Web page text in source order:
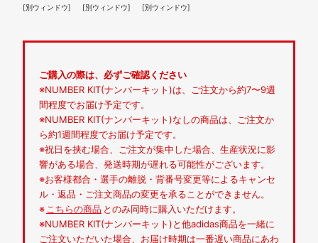
[別ウィンドウ] [別ウィンドウ] [別ウィンドウ]
ご購入の際は、必ずご確認ください
※NUMBER KIT(ナンバーキット)は、ご注文から約7〜9週
間程度でお届け予定です。
※NUMBER KIT(ナンバーキット)なしの商品は、ご注文か
ら約1週間程度でお届け予定です。
※祝日を挟む場合、ご注文が集中した場合、生産状況に影
響がある場合、発送時期が遅れる可能性がございます。
※お客様都合・選手の離脱・背番号変更等によるキャンセ
ル・返品・ご注文商品の変更を承ることができません。
※ こちらの商品 とのみ同時に購入いただけます。
※NUMBER KIT(ナンバーキット)と他adidas商品を一緒に
ご注文いただいた場合、お届け時期は一番遅い商品にあわ